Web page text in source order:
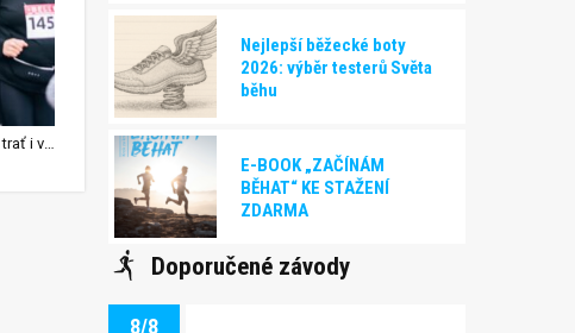
NN Prague Run láká na atraktivní trať i velkou atmosféru
Nejlepší běžecké boty
2026: výběr testerů Světa
běhu
E-BOOK „ZAČÍNÁM
BĚHAT“ KE STAŽENÍ
ZDARMA
Doporučené závody
8/8